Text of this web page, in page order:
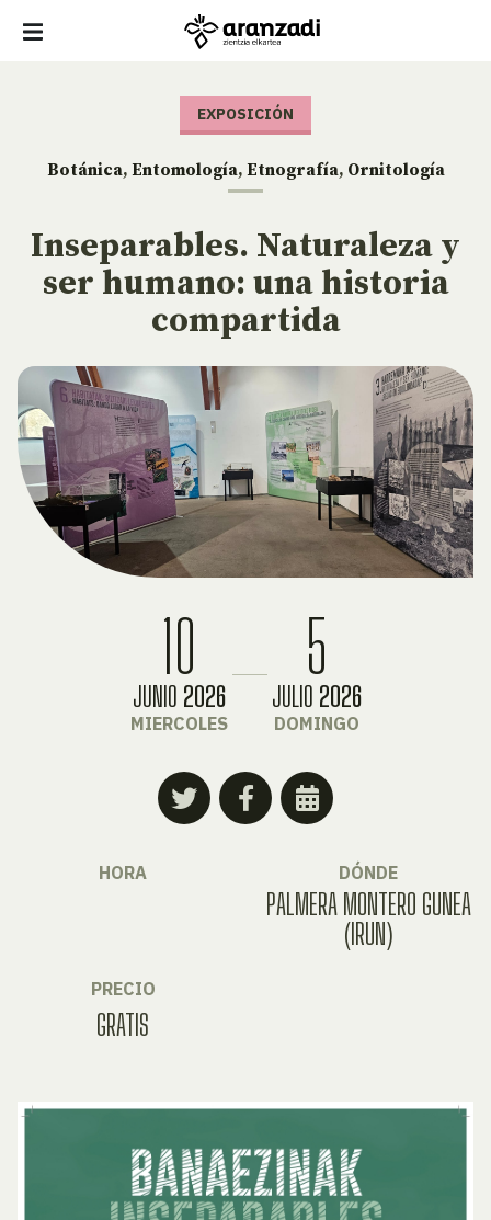
EXPOSICIÓN
Botánica, Entomología, Etnografía, Ornitología
Inseparables. Naturaleza y
ser humano: una historia
compartida
10
JUNIO 2026
MIERCOLES
5
JULIO 2026
DOMINGO
HORA DÓNDE
PALMERA MONTERO GUNEA
(IRUN)
PRECIO
GRATIS